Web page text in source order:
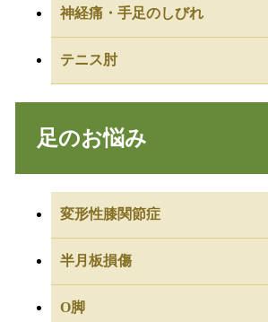
神経痛・手足のしびれ
テニス肘
足のお悩み
変形性膝関節症
半月板損傷
O脚